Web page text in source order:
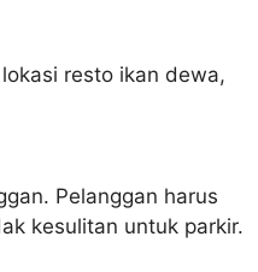
resto ikan dewa,
Pelanggan harus
kesulitan untuk parkir.